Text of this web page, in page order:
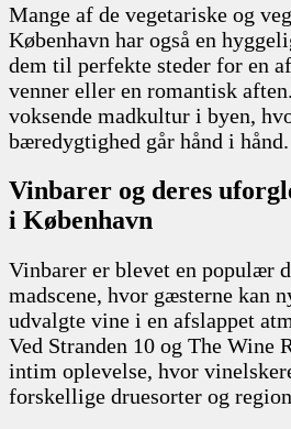
Mange af de vegetariske og
København har også en
dem til perfekte steder for en
venner eller en romantisk
voksende madkultur i byen,
bæredygtighed går hånd i hånd.
Vinbarer og deres
i København
Vinbarer er blevet en populær
madscene, hvor gæsterne kan
udvalgte vine i en afslappet
Ved Stranden 10 og The Wine
intim oplevelse, hvor
forskellige druesorter og